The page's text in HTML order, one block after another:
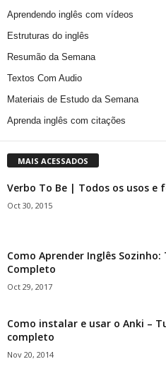
Aprendendo inglês com vídeos
Estruturas do inglês
Resumão da Semana
Textos Com Audio
Materiais de Estudo da Semana
Aprenda inglês com citações
MAIS ACESSADOS
Verbo To Be | Todos os usos e
Oct 30, 2015
Como Aprender Inglês
Completo
Oct 29, 2017
Como instalar e usar o Anki –
completo
Nov 20, 2014